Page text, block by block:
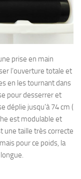
prise en main
l’ouverture totale et
en les tournant dans
pour desserrer et
déplie jusqu’à 74 cm (
est modulable et
une taille très correcte
pour ce poids, la